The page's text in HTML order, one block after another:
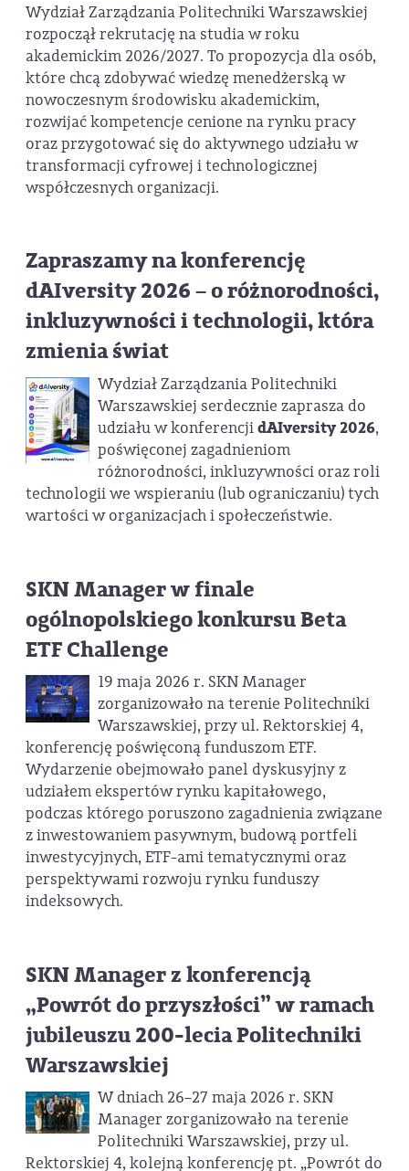
Wydział Zarządzania Politechniki Warszawskiej
rozpoczął rekrutację na studia w roku
akademickim 2026/2027. To propozycja dla osób,
które chcą zdobywać wiedzę menedżerską w
nowoczesnym środowisku akademickim,
rozwijać kompetencje cenione na rynku pracy
oraz przygotować się do aktywnego udziału w
transformacji cyfrowej i technologicznej
współczesnych organizacji.
Zapraszamy na konferencję
dAIversity 2026 – o różnorodności,
inkluzywności i technologii, która
zmienia świat
Wydział Zarządzania Politechniki
Warszawskiej serdecznie zaprasza do
udziału w konferencjidAIversity 2026,
poświęconej zagadnieniom
różnorodności, inkluzywności oraz roli
technologii we wspieraniu (lub ograniczaniu) tych
wartości w organizacjach i społeczeństwie.
SKN Manager w finale
ogólnopolskiego konkursu Beta
ETF Challenge
19 maja 2026 r. SKN Manager
zorganizowało na terenie Politechniki
Warszawskiej, przy ul. Rektorskiej 4,
konferencję poświęconą funduszom ETF.
Wydarzenie obejmowało panel dyskusyjny z
udziałem ekspertów rynku kapitałowego,
podczas którego poruszono zagadnienia związane
z inwestowaniem pasywnym, budową portfeli
inwestycyjnych, ETF-ami tematycznymi oraz
perspektywami rozwoju rynku funduszy
indeksowych.
SKN Manager z konferencją
„Powrót do przyszłości” w ramach
jubileuszu 200-lecia Politechniki
Warszawskiej
W dniach 26–27 maja 2026 r. SKN
Manager zorganizowało na terenie
Politechniki Warszawskiej, przy ul.
Rektorskiej 4, kolejną konferencję pt. „Powrót do